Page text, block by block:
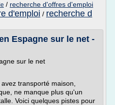
/ recherche d'offres d'emploi
d'emploi / recherche d
Espagne sur le net -
sur le net
transporté maison,
ne manque plus qu'un
Voici quelques pistes pour